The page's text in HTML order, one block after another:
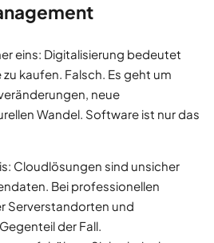
eins: Digitalisierung bedeutet
kaufen. Falsch. Es geht um
neue
Wandel. Software ist nur das
Cloudlösungen sind unsicher
Bei professionellen
Serverstandorten und
der Fall.